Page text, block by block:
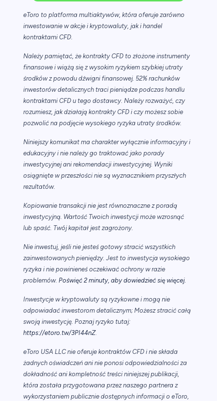
eToro to platforma multiaktywów, która oferuje zarówno
inwestowanie w akcje i kryptowaluty, jak i handel
kontraktami CFD.
Należy pamiętać, że kontrakty CFD to złożone instrumenty
finansowe i wiążą się z wysokim ryzykiem szybkiej utraty
środków z powodu dźwigni finansowej. 52% rachunków
inwestorów detalicznych traci pieniądze podczas handlu
kontraktami CFD u tego dostawcy. Należy rozważyć, czy
rozumiesz, jak działają kontrakty CFD i czy możesz sobie
pozwolić na podjęcie wysokiego ryzyka utraty środków.
Niniejszy komunikat ma charakter wyłącznie informacyjny i
edukacyjny i nie należy go traktować jako porady
inwestycyjnej ani rekomendacji inwestycyjnej. Wyniki
osiągnięte w przeszłości nie są wyznacznikiem przyszłych
rezultatów.
Kopiowanie transakcji nie jest równoznaczne z poradą
inwestycyjną. Wartość Twoich inwestycji może wzrosnąć
lub spaść. Twój kapitał jest zagrożony.
Nie inwestuj, jeśli nie jesteś gotowy stracić wszystkich
zainwestowanych pieniędzy. Jest to inwestycja wysokiego
ryzyka i nie powinieneś oczekiwać ochrony w razie
problemów. Poświęć 2 minuty, aby dowiedzieć się więcej.
Inwestycje w kryptowaluty są ryzykowne i mogą nie
odpowiadać inwestorom detalicznym; Możesz stracić całą
swoją inwestycję. Poznaj ryzyko tutaj:
https://etoro.tw/3PI44nZ.
eToro USA LLC nie oferuje kontraktów CFD i nie składa
żadnych oświadczeń ani nie ponosi odpowiedzialności za
dokładność ani kompletność treści niniejszej publikacji,
która została przygotowana przez naszego partnera z
wykorzystaniem publicznie dostępnych informacji o eToro,